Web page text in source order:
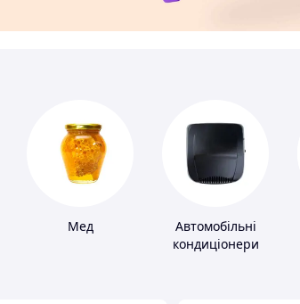
Мед
Автомобільні
кондиціонери